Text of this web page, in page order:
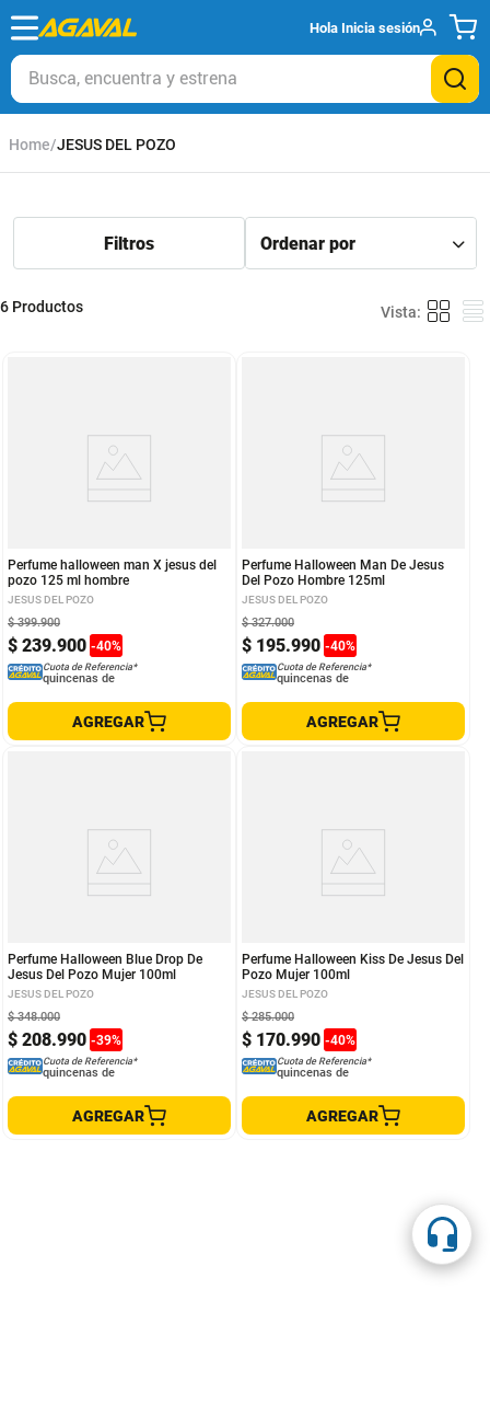
Hola Inicia sesión
Busca, encuentra y estrena
JESUS DEL POZO
6 Productos
Perfume halloween man X jesus del
pozo 125 ml hombre
JESUS DEL POZO
$ 239.900 -40%
$ 399.900
Cuota de Referencia*
quincenas de
AGREGAR
Perfume Halloween Man De Jesus
Del Pozo Hombre 125ml
JESUS DEL POZO
$ 195.990 -40%
$ 327.000
Cuota de Referencia*
quincenas de
AGREGAR
Perfume Halloween Blue Drop De
Jesus Del Pozo Mujer 100ml
JESUS DEL POZO
$ 208.990 -39%
$ 348.000
Cuota de Referencia*
quincenas de
AGREGAR
Perfume Halloween Kiss De Jesus Del
Pozo Mujer 100ml
JESUS DEL POZO
$ 170.990 -40%
$ 285.000
Cuota de Referencia*
quincenas de
AGREGAR